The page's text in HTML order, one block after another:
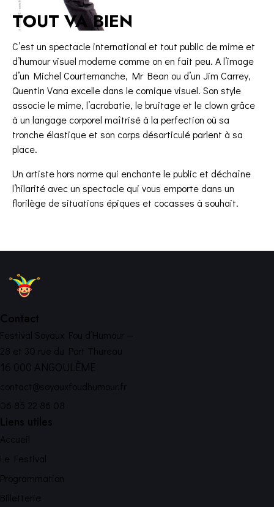
TOUT VA BIEN
C’est un spectacle international et tout public de mime et
d’humour visuel moderne comme on en fait peu. A l’image
d’un Michel Courtemanche, Mr Bean ou d’un Jim Carrey,
Quentin Vana excelle dans le comique visuel. Son style
associe le mime, l’acrobatie, le bruitage et le clown grâce
à un langage corporel maîtrisé à la perfection où sa
tronche élastique et son corps désarticulé parlent à sa
place.
Un artiste hors norme qui enchante le public et déchaîne
l’hilarité avec un spectacle qui vous emporte dans un
florilège de situations épiques et cocasses à souhait.
Contact
Festival Soyaux Fou d’Humour —
28 et 30 rue du Port Thureau
16 000 ANGOULÊME
contact@soyauxfoudhumour.fr
06 85 22 86 08
Liens utiles
Accueil
Le Festival
Programmation
Billetterie